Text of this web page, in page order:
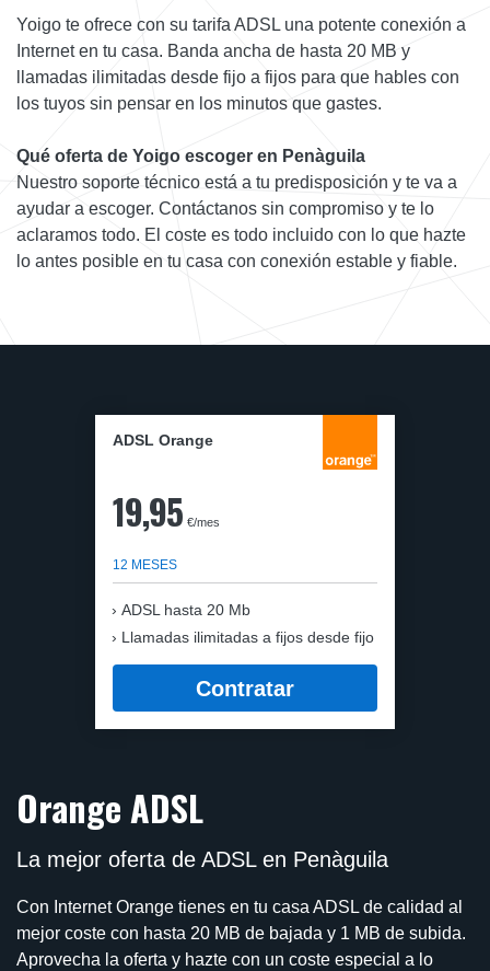
Yoigo te ofrece con su tarifa ADSL una potente conexión a
Internet en tu casa. Banda ancha de hasta 20 MB y
llamadas ilimitadas desde fijo a fijos para que hables con
los tuyos sin pensar en los minutos que gastes.
Qué oferta de Yoigo escoger en Penàguila
Nuestro soporte técnico está a tu predisposición y te va a
ayudar a escoger. Contáctanos sin compromiso y te lo
aclaramos todo. El coste es todo incluido con lo que hazte
lo antes posible en tu casa con conexión estable y fiable.
ADSL Orange
19,95 €/mes
12 MESES
ADSL hasta 20 Mb
Llamadas ilimitadas a fijos desde fijo
Contratar
Orange ADSL
La mejor oferta de ADSL en Penàguila
Con Internet Orange tienes en tu casa ADSL de calidad al
mejor coste con hasta 20 MB de bajada y 1 MB de subida.
Aprovecha la oferta y hazte con un coste especial a lo